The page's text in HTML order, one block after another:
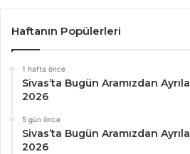
Haftanın Popülerleri
1 hafta önce
Sivas’ta Bugün Aramızdan
2026
5 gün önce
Sivas’ta Bugün Aramızdan
2026